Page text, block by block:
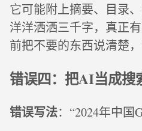
它可能附上摘要、目录
洋洋洒洒三千字，真正
前把不要的东西说清楚，
错误四：把AI当成搜
错误写法：“2024年中国